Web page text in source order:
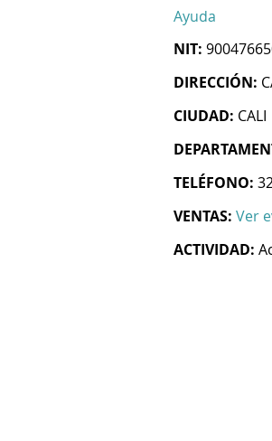
Ayuda
NIT:
DIRECCIÓN:
CIUDAD: CALI
TELÉFONO:
VENTAS: Ver
ACTIVIDAD: